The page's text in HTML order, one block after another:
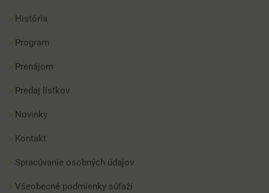
História
Program
Prenájom
Predaj lístkov
Novinky
Kontakt
Spracúvanie osobných údajov
Všeobecné podmienky súťaží